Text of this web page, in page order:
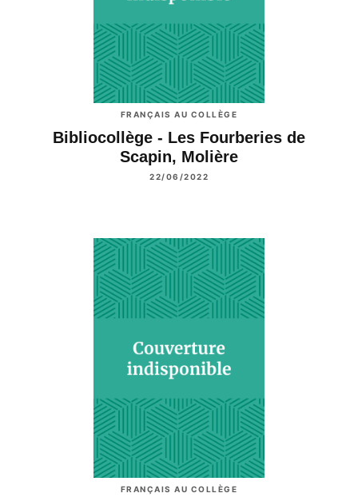
FRANÇAIS AU COLLÈGE
Bibliocollège - Les Fourberies de
Scapin, Molière
22/06/2022
FRANÇAIS AU COLLÈGE